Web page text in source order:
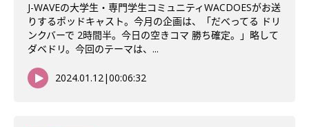
J-WAVEの大学生・専門学生コミュニティWACDOESがお送
りするポッドキャスト。今月の企画は、「だべってる ドリ
ンクバーで 2時間半。今日の空きコマ 勝ち確定。」略して
ダベドリ。今回のテーマは、...
2024.01.12|00:06:32